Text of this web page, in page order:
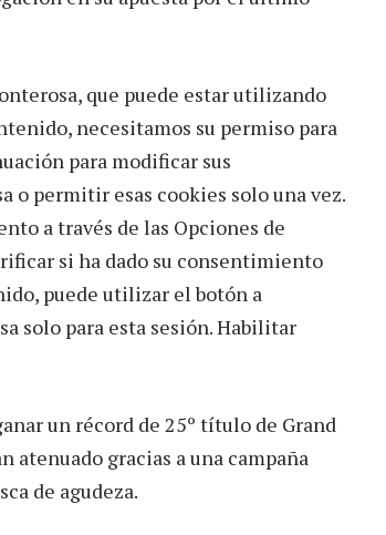
que puede estar utilizando
necesitamos su permiso para
para modificar sus
o permitir esas cookies solo una vez.
a través de las Opciones de
si ha dado su consentimiento
puede utilizar el botón a
solo para esta sesión. Habilitar
un récord de 25º título de Grand
atenuado gracias a una campaña
de agudeza.